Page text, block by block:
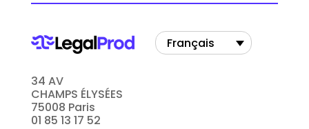
34 AV
CHAMPS ÉLYSÉES
75008 Paris
01 85 13 17 52
Français